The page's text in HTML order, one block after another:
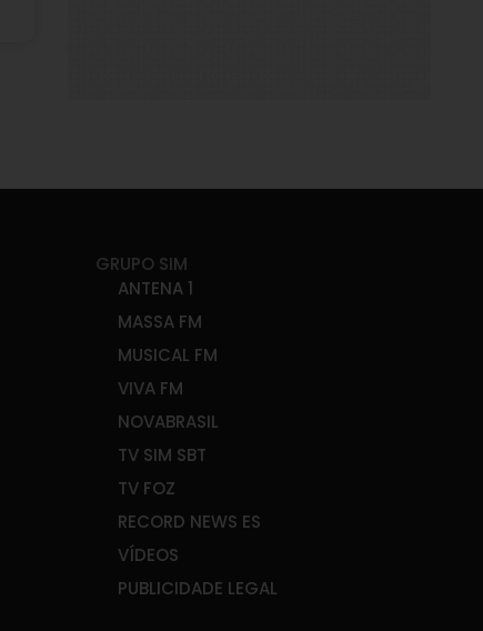
GRUPO SIM
ANTENA 1
MASSA FM
MUSICAL FM
VIVA FM
NOVABRASIL
TV SIM SBT
TV FOZ
RECORD NEWS ES
VÍDEOS
PUBLICIDADE LEGAL